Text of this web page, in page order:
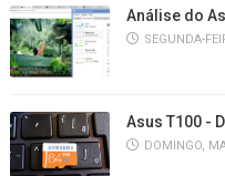
Análise do
SEGUNDA-
Asus T100 -
DOMINGO,